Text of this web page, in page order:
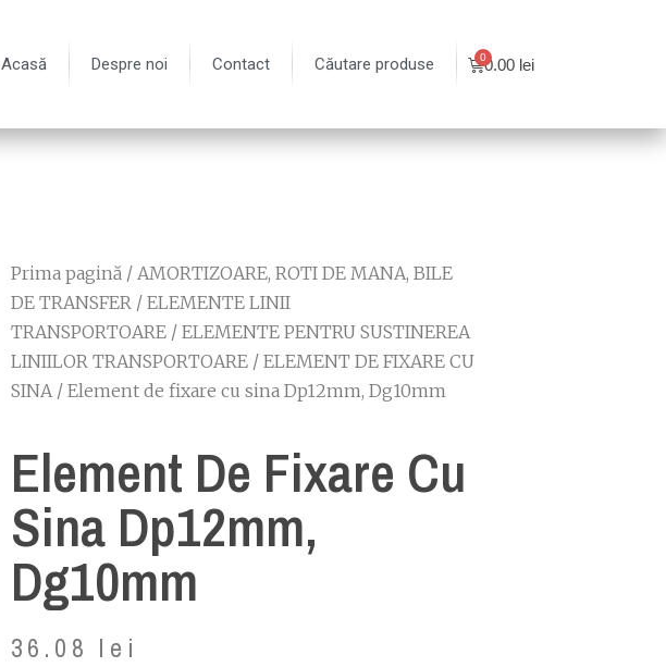
Acasă Despre noi Contact Căutare produse 0.00 lei
Prima pagină / AMORTIZOARE, ROTI DE MANA, BILE
DE TRANSFER / ELEMENTE LINII
TRANSPORTOARE / ELEMENTE PENTRU SUSTINEREA
LINIILOR TRANSPORTOARE / ELEMENT DE FIXARE CU
SINA/ Element de fixare cu sina Dp12mm, Dg10mm
Element De Fixare Cu
Sina Dp12mm,
Dg10mm
36.08 lei